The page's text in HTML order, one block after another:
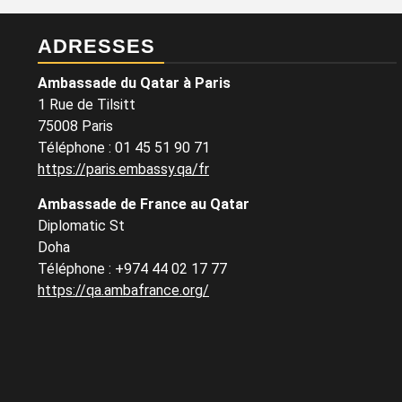
ADRESSES
Ambassade du Qatar à Paris
1 Rue de Tilsitt
75008 Paris
Téléphone : 01 45 51 90 71
https://paris.embassy.qa/fr
Ambassade de France au Qatar
Diplomatic St
Doha
Téléphone : +974 44 02 17 77
https://qa.ambafrance.org/